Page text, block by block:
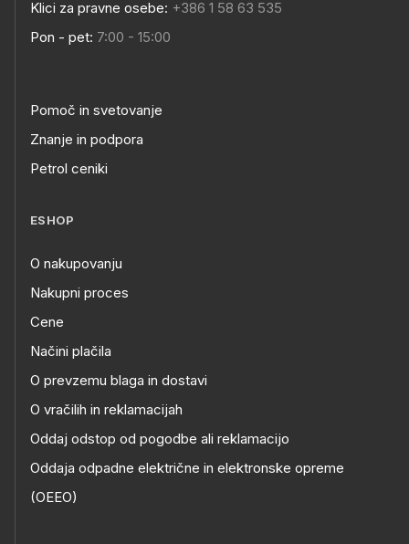
Klici za pravne osebe: +386 1 58 63 535
Pon - pet: 7:00 - 15:00
Pomoč in svetovanje
Znanje in podpora
Petrol ceniki
ESHOP
O nakupovanju
Nakupni proces
Cene
Načini plačila
O prevzemu blaga in dostavi
O vračilih in reklamacijah
Oddaj odstop od pogodbe ali reklamacijo
Oddaja odpadne električne in elektronske opreme
(OEEO)